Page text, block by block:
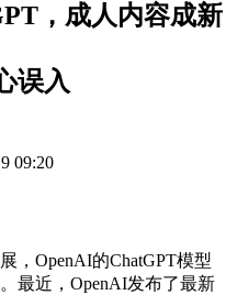
，成人内容成新
误入
09:20
OpenAI的ChatGPT模型
最近，OpenAI发布了最新